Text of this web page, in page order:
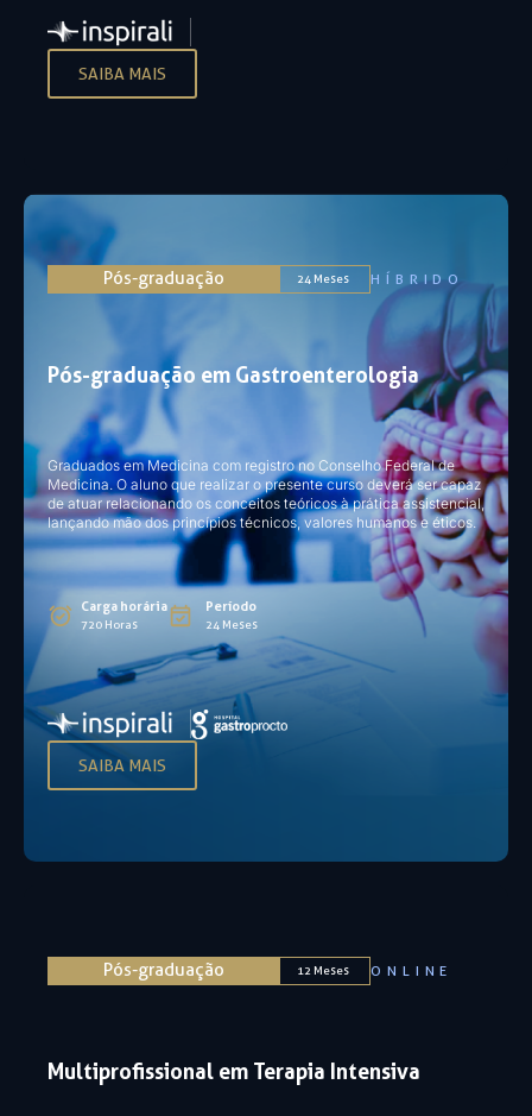
SAIBA MAIS
Pós-graduação em Gastroenterologia
Graduados em Medicina com registro no Conselho Federal de
Medicina. O aluno que realizar o presente curso deverá ser capaz
de atuar relacionando os conceitos teóricos à prática assistencial,
lançando mão dos princípios técnicos, valores humanos e éticos.
Carga horária
720 Horas
Período
24 Meses
Pós-graduação 24 Meses HÍBRIDO
SAIBA MAIS
Multiprofissional em Terapia Intensiva
Pós-graduação 12 Meses ONLINE